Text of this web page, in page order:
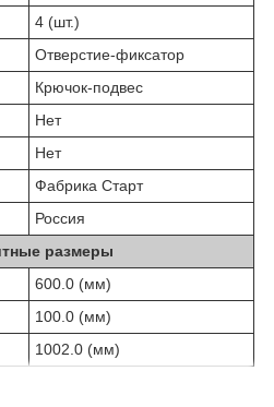
4 (шт.)
Отверстие-фиксатор
Крючок-подвес
Нет
Нет
Фабрика Старт
Россия
размеры
600.0 (мм)
100.0 (мм)
1002.0 (мм)